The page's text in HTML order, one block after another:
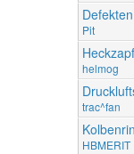
Pit
helmog
trac^fan
HBMERIT